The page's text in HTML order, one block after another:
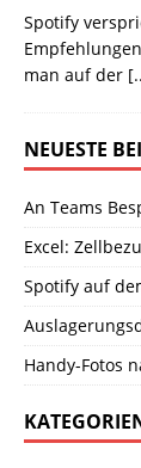
Spotify
man auf der
NEUESTE
An Teams
Excel:
Spotify auf
Handy-Fotos